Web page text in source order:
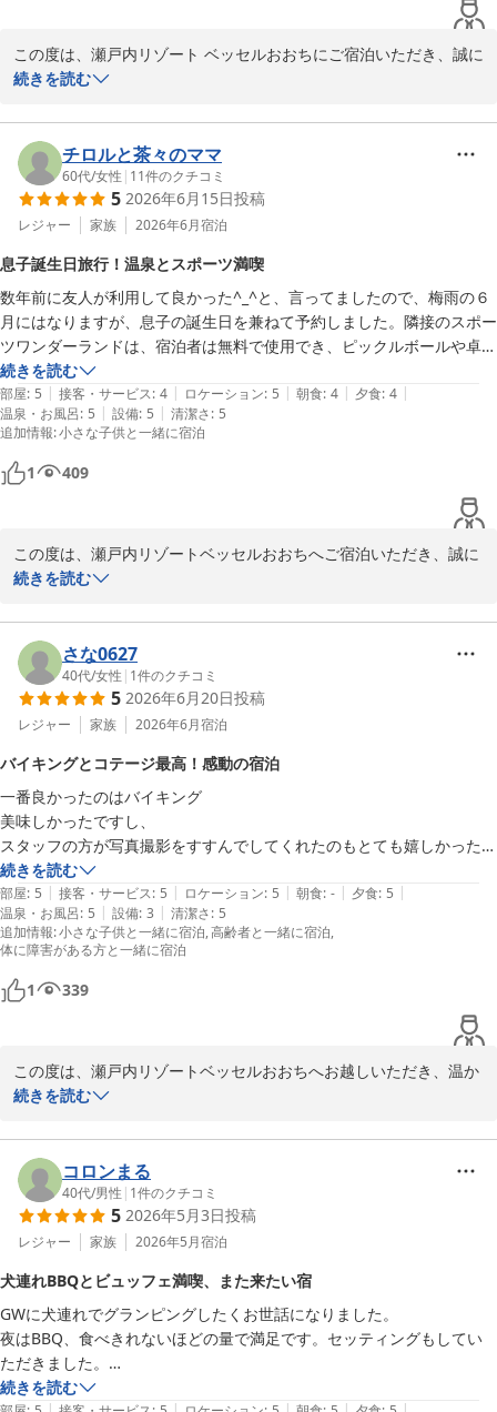
一方で、朝食レストラン「ケープ」のバイキングにおきまして、楽
しみにされていた「鯛茶漬け」のお出汁が薄く、残念な思いをさせ
せっかくの朝食を美味しくお召し上がりいただけるよう、セルフコ
ーナーでの注ぎ方や作り方のご案内表示につきましても、分かりや
すくお楽しみいただけるよう早急に確認・改善を行ってまいりま
す。貴重なご意見をいただき、心より感謝申し上げます。
チェックアウト後も「ジョイスポ」をご家族皆様で存分にお楽しみ
いただけたとのこと、「いい思い出になった」という温かいお言葉
は、私たちスタッフにとって何よりの励みとなります。
季節ごとに表情を変える自然や、お子様の成長に合わせた楽しみ方
がまだまだたくさんございますので、ぜひまた香川へお越しの際は
皆様で遊びにいらしてくださいね。
お客様に再びお会いできます日を、スタッフ一同心よりお待ちして
おります。
副支配人　防越
瀬戸内リゾート ベッセルおおち
2026-07-23
お風呂も沢山種類があってよかったのですが、ムカデが出ますと注意喚
起があったので、怖くて露天風呂を楽しめませんでした。
この度は、瀬戸内リゾート ベッセルおおちにご宿泊いただき、誠に
ありがとうございました。また、ご滞在中の様子を大変詳しくお知
コテージからの景色や、貸出カードゲーム、そしてハンモックでの
ご家族の楽しいひとときについてお伺いし、私共も大変嬉しく拝読
いたしました。朝の鳥の鳴き声で目覚めるという、当施設ならでは
の自然を感じるお時間をお過ごしいただけたとのこと、何よりでご
お食事につきましても、バイキングをお楽しみいただけたご様子に
安心いたしました。特にお子様が朝のうどん作りを楽しまれたとい
うお話は、地域の特色を活かした体験として、ご家族の素敵な思い
出になったのであれば光栄です。
また、スタッフの対応につきましても過分なお褒めの言葉をいただ
き、スタッフ一同今後の励みとなります。
その一方で、露天風呂につきましては、貴重なご意見をいただき誠
にありがとうございます。せっかくの温泉を楽しみにされていたに
もかかわらず、虫の発生に対する注意喚起から、十分にご堪能いた
だけなかったこと、深くお詫び申し上げます。
私共といたしましても、自然豊かな環境ゆえの課題として重く受け
るよう、更なる防虫対策の強化や環境整備について早急に検討して
まいる所存です。
お客様のまたのお越しを、スタッフ一同心よりお待ち申し上げてお
ります。
この度は誠にありがとうございました。
瀬戸内リゾート ベッセルおおち
副支配人 防越
瀬戸内リゾート ベッセルおおち
2026-07-13
続きを読む
チロルと茶々のママ
60代/女性 | 11件のクチコミ
5 2026年6月15日投稿
レジャー 家族 2026年6月宿泊
息子誕生日旅行！温泉とスポーツ満喫
数年前に友人が利用して良かった^_^と、言ってましたので、梅雨の６
月にはなりますが、息子の誕生日を兼ねて予約しました。隣接のスポー
ツワンダーランドは、宿泊者は無料で使用でき、ピックルボールや卓
球、モルックなどを楽しめて日頃の運動不足を解消できます！お風呂は
本館の温泉を利用でき、朝も7時から入浴できます。
夜は、瀬戸内の穏やか波の音に癒されながらぐっすり眠れました。
初日はとらまる公園に寄り、帰りは白鳥動物園に寄りました。小さな子
供でも楽しめる施設が周りにはあります。
続きを読む
部屋: 5 | 接客・サービス: 4 | ロケーション: 5 | 朝食: 4 | 夕食: 4 |
温泉・お風呂: 5 | 設備: 5 | 清潔さ: 5
追加情報:小さな子供と一緒に宿泊
1 409
この度は、瀬戸内リゾートベッセルおおちへご宿泊いただき、誠に
ありがとうございました。また、以前ご友人からのおすすめがきっ
びいただけましたこと、スタッフ一同大変嬉しく存じます。
ご滞在中は、スポーツワンダーランドでのアクティビティやお風
呂、そして瀬戸内の穏やかな夜の時間まで、心ゆくまでお楽しみい
ただけたご様子に安堵致しました。当施設の周辺には、とらまる公
さんございますので、今回の旅行がお子様にとっても心に残る素敵
な思い出となり幸いでございます。
いただきました温かい口コミは、私たちにとって何よりの励みとな
ります。いただいたお言葉を胸に、これからも皆様に安心しておく
つろぎいただける施設づくりに努めてまいります。
またのご来館を、スタッフ一同心よりお待ち申し上げております。
瀬戸内リゾートベッセルおおち
2026-06-15
続きを読む
さな0627
40代/女性 | 1件のクチコミ
5 2026年6月20日投稿
レジャー 家族 2026年6月宿泊
バイキングとコテージ最高！感動の宿泊
一番良かったのはバイキング
美味しかったですし、
スタッフの方が写真撮影をすすんでしてくれたのもとても嬉しかったで
す。
それとコテージは広々として
子供がいる家庭は隣のお客さんに気を使わなくてゆったりできるのがい
いと思いました。
本館の大浴場やバイキングにいくのに砂利道とそれなりの雨も降ってい
少し大変そうだと感じました
鳴門からお客さんで来られてきた
方に大浴場でとても親切にしていただき
涙が出るほど感動しました
とても思い出深い宿泊になりました
続きを読む
部屋: 5 | 接客・サービス: 5 | ロケーション: 5 | 朝食: - | 夕食: 5 |
温泉・お風呂: 5 | 設備: 3 | 清潔さ: 5
追加情報:小さな子供と一緒に宿泊 高齢者と一緒に宿泊
体に障害がある方と一緒に宿泊
1 339
この度は、瀬戸内リゾートベッセルおおちへお越しいただき、温か
いお言葉と、貴重なご意見を誠にありがとうございます。
バイキングのお食事や、スタッフによる写真撮影についてお褒めい
ただき、大変嬉しく励みになります。また、コテージの広々とした
プライベート空間が、お子様連れでの気兼ねのないリラックスした
お時間につながったとのこと、何よりでございます。
お母様が砂利道を歩くのに大変な思いをさせてしまい、誠に申し訳
ございませんでした。当施設は自然の地形を活かした配置となって
おりますが、ご高齢のお客様や天候が悪い日でも、より安心・快適
に移動していただけるよう、通路の改善やサポート体制の強化につ
いてスタッフ間で共有し、前向きに検討して参ります。
続きを読む
コロンまる
40代/男性 | 1件のクチコミ
5 2026年5月3日投稿
レジャー 家族 2026年5月宿泊
犬連れBBQとビュッフェ満喫、また来たい宿
GWに犬連れでグランピングしたくお世話になりました。
夜はBBQ、食べきれないほどの量で満足です。セッティングもしてい
ただきました。
お風呂は施設内の大浴場にて。とても気持ちの良いお風呂でした。
続きを読む